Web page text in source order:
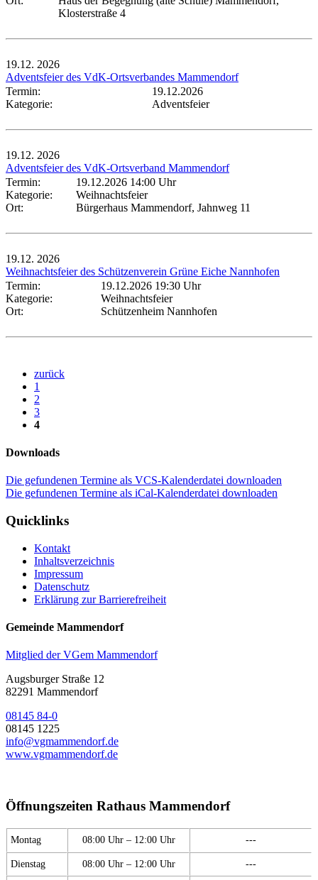
Klosterstraße 4
19.12. 2026
Adventsfeier des VdK-Ortsverbandes Mammendorf
Termin:
19.12.2026
Kategorie:
Adventsfeier
19.12. 2026
Adventsfeier des VdK-Ortsverband Mammendorf
Termin:
19.12.2026 14:00 Uhr
Kategorie:
Weihnachtsfeier
Ort:
Bürgerhaus Mammendorf, Jahnweg 11
19.12. 2026
Weihnachtsfeier des Schützenverein Grüne Eiche Nannhofen
Termin:
19.12.2026 19:30 Uhr
Kategorie:
Weihnachtsfeier
Ort:
Schützenheim Nannhofen
zurück
1
2
3
4
Downloads
Die gefundenen Termine als VCS-Kalenderdatei downloaden
Die gefundenen Termine als iCal-Kalenderdatei downloaden
Quicklinks
Kontakt
Inhaltsverzeichnis
Impressum
Datenschutz
Erklärung zur Barrierefreiheit
Gemeinde Mammendorf
Mitglied der VGem Mammendorf
Augsburger Straße 12
82291 Mammendorf
08145 84-0
08145 1225
info@vgmammendorf.de
www.vgmammendorf.de
Öffnungszeiten Rathaus Mammendorf
Montag 08:00 Uhr – 12:00 Uhr ---
Dienstag 08:00 Uhr – 12:00 Uhr ---